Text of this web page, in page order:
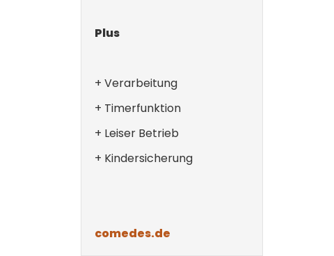
Plus
+ Verarbeitung
+ Timerfunktion
+ Leiser Betrieb
+ Kindersicherung
comedes.de